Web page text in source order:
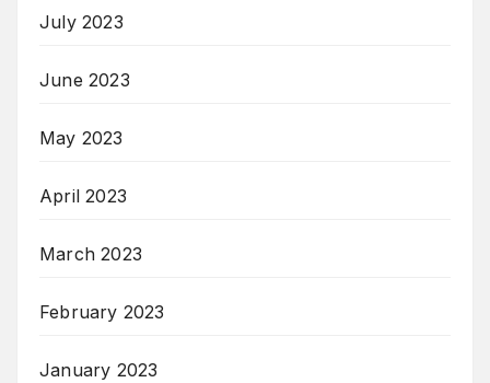
July 2023
June 2023
May 2023
April 2023
March 2023
February 2023
January 2023